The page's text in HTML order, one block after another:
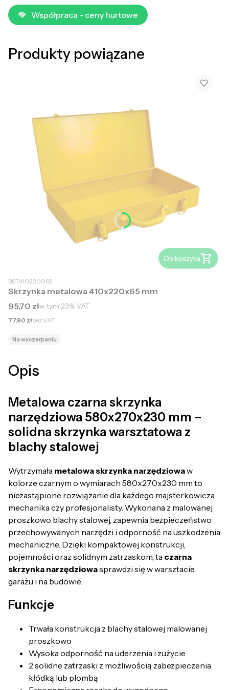
Współpraca - ceny hurtowe
Produkty powiązane
Do koszyka
BST410220065
Skrzynka metalowa 410x220x65 mm
Cena brutto
95,70 złw tym 23%VAT
Cena netto
77,80 złbez VAT
Na wyczerpaniu
Opis
Metalowa czarna skrzynka
narzędziowa 580x270x230 mm –
solidna skrzynka warsztatowa z
blachy stalowej
Wytrzymała metalowa skrzynka narzędziowaw
kolorze czarnym o wymiarach 580x270x230 mm to
niezastąpione rozwiązanie dla każdego majsterkowicza,
mechanika czy profesjonalisty. Wykonana z malowanej
proszkowo blachy stalowej, zapewnia bezpieczeństwo
przechowywanych narzędzi i odporność na uszkodzenia
mechaniczne. Dzięki kompaktowej konstrukcji,
pojemności oraz solidnym zatrzaskom, ta czarna
skrzynka narzędziowasprawdzi się w warsztacie,
garażu i na budowie.
Funkcje
Trwała konstrukcja z blachy stalowej malowanej
proszkowo
Wysoka odporność na uderzenia i zużycie
2 solidne zatrzaski z możliwością zabezpieczenia
kłódką lub plombą